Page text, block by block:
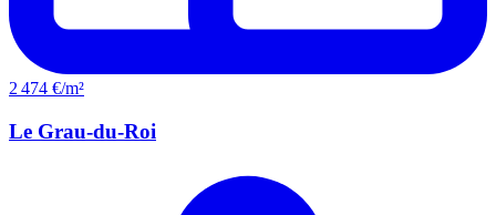
2 474 €/m²
Le Grau-du-Roi